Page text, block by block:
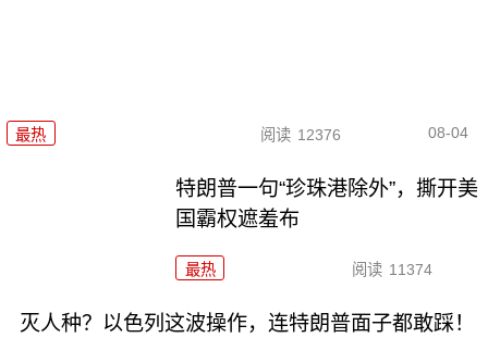
最热 阅读 12376 08-04
特朗普一句“珍珠港除外”，撕开美
国霸权遮羞布
最热 阅读 11374
灭人种？以色列这波操作，连特朗普面子都敢踩！